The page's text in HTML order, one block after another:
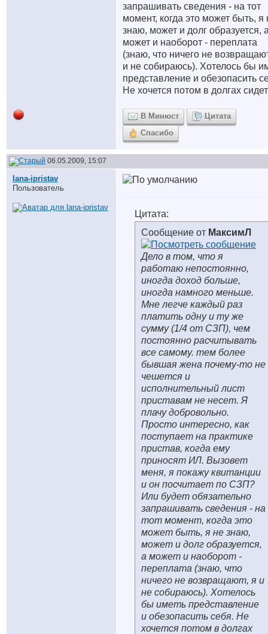
запрашивать сведения - на тот
момент, когда это может быть, я
знаю, может и долг образуется,
может и наоборот - переплата
(знаю, что ничего не
и не собираюсь). Хотелось бы
представление и обезопасить
Не хочется потом в долгах
В Минюст
Цитата
Спасибо
06.05.2009, 15:07
lana-ipristav
Пользователь
Цитата:
Сообщение от МаксимЛ
Дело в том, что я
работаю непостоянно,
иногда доход больше,
иногда намного меньше.
Мне легче каждый раз
платить одну и ту же
сумму (1/4 от СЗП), чем
постоянно расчитывать
все самому. тем более
бывшая жена почему-то не
чешется и
исполнительный лист
приставам не несет. Я
плачу добровольно.
Просто интересно, как
поступает на практике
пристав, когда ему
приносят ИЛ. Вызовет
меня, я покажу квитанции
и он посчитает по СЗП?
Или будет обязательно
запрашивать сведения - на
тот момент, когда это
может быть, я не знаю,
может и долг образуется,
а может и наоборот -
переплата (знаю, что
ничего не возвращают, я и
не собираюсь). Хотелось
бы иметь представление
и обезопасить себя. Не
хочется потом в долгах